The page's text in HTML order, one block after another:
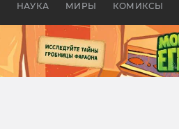
НАУКА МИРЫ КОМИКСЫ